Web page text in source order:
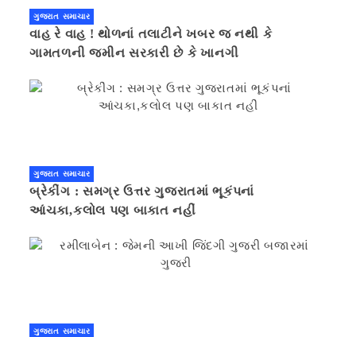
ગુજરાત સમાચાર
વાહ રે વાહ ! થોળનાં તલાટીને ખબર જ નથી કે
ગામતળની જમીન સરકારી છે કે ખાનગી
ગુજરાત સમાચાર
બ્રેકીંગ : સમગ્ર ઉત્તર ગુજરાતમાં ભૂકંપનાં
આંચકા,કલોલ પણ બાકાત નહીં
ગુજરાત સમાચાર